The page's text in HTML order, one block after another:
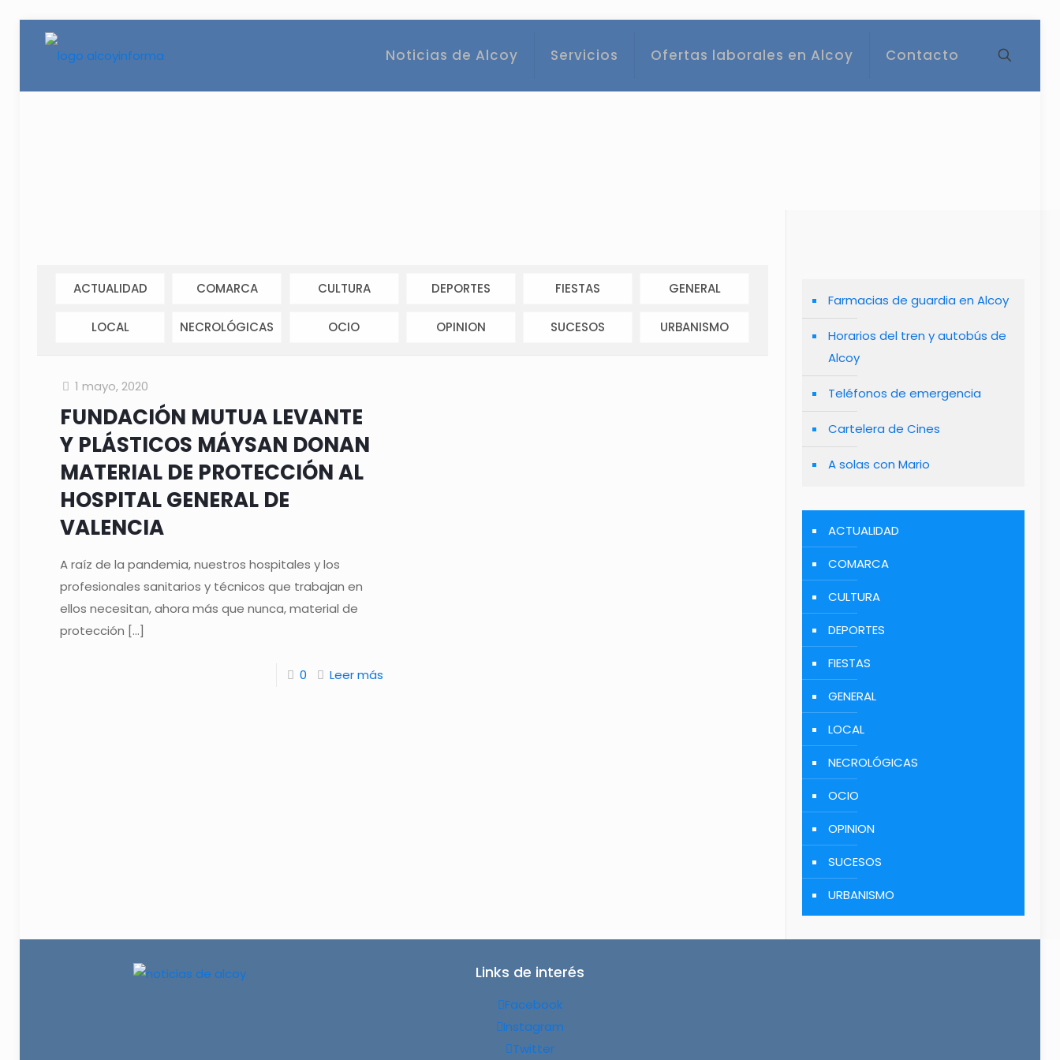
Noticias de Alcoy Servicios Ofertas laborales en Alcoy Contacto
ACTUALIDAD COMARCA CULTURA DEPORTES FIESTAS GENERAL
LOCAL NECROLÓGICAS OCIO OPINION SUCESOS URBANISMO
1 mayo, 2020
FUNDACIÓN MUTUA LEVANTE
Y PLÁSTICOS MÁYSAN DONAN
MATERIAL DE PROTECCIÓN AL
HOSPITAL GENERAL DE
VALENCIA
A raíz de la pandemia, nuestros hospitales y los
profesionales sanitarios y técnicos que trabajan en
ellos necesitan, ahora más que nunca, material de
protección […]
0 Leer más
Farmacias de guardia en Alcoy
Horarios del tren y autobús de
Alcoy
Teléfonos de emergencia
Cartelera de Cines
A solas con Mario
ACTUALIDAD
COMARCA
CULTURA
DEPORTES
FIESTAS
GENERAL
LOCAL
NECROLÓGICAS
OCIO
OPINION
SUCESOS
URBANISMO
Links de interés
Facebook
Instagram
Twitter